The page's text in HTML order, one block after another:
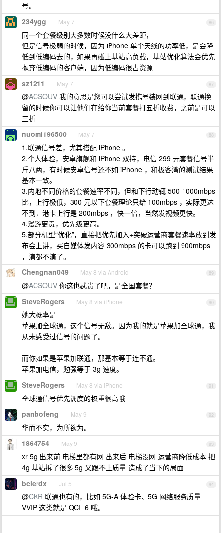
号。
86
234ygg May 7
同一个套餐级别大多数时候没什么大差距，
但是信号极弱的时候，因为 iPhone 单个天线的功率低，是会降
低到低编码去的，如果再碰上基站高负载，基站优化算法会优先
抛弃低编码的客户端，因为低编码很占资源
87
sz1211 May 7
@ACSOUV 我的意思是您可以尝试发携号装网到联通，联通挽
留的时候你可以让他们在给你当前套餐打五折收费，之前是可以
三折
88
nuomi196500 May 7
1.联通信号差，尤其搭配 iPhone 。
2.个人体验，安卓旗舰和 iPhone 双持，电信 299 元套餐信号半
斤八两，有时候安卓信号还不如 iPhone ，和极客湾的测试结果
基本一致。
3.内地不同价格的套餐速率不同，但和下行动辄 500-1000mbps
比，上行极低，300 元以下套餐理论只给 100mbps ，实际更达
不到，港卡上行是 200mbps ，快一倍，当然发视频更快。
4.漫游更贵，优先级更高。
5.部分机型“优化”，直接把优先加入+突破运营商套餐速率放到发
布会上讲，买自媒体发内容 300mbps 的卡可以跑到 900mbps
，演都不演了。
89
Chengnan049 May 8 via Android
@ACSOUV 你这也忒贵了吧，是全国套餐？
90
SteveRogers May 8 via iPhone
她大概率是
苹果加全球通，这个信号无敌。因为我的就是苹果加全球通，我
从未感受过信号的问题了。
而你如果是苹果加联通，那基本等于连不通。
苹果加电信，勉强等于 3g 速度。
91
SteveRogers May 8 via iPhone
全球通信号优先调度的权重很高哦
92
panbofeng May 9
华而不实，为所欲为。
93
1864754 May 9
xr 5g 出来前 电梯里都有网 出来后 电梯没网 运营商降低成本 把
4g 基站拆了很多 5g 又跟不上质量 造成了当下的局面
94
bclerdx Jul 5
@CKR 联通也有的，比如 5G-A 体验卡、5G 网络服务质量
VVIP 这类就是 QCI=6 哦。